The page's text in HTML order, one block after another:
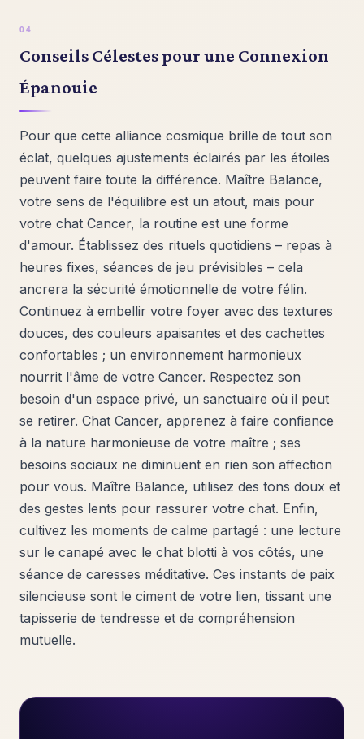
Conseils Célestes pour une Connexion
Épanouie
Pour que cette alliance cosmique brille de tout son
éclat, quelques ajustements éclairés par les étoiles
peuvent faire toute la différence. Maître Balance,
votre sens de l'équilibre est un atout, mais pour
votre chat Cancer, la routine est une forme
d'amour. Établissez des rituels quotidiens – repas à
heures fixes, séances de jeu prévisibles – cela
ancrera la sécurité émotionnelle de votre félin.
Continuez à embellir votre foyer avec des textures
douces, des couleurs apaisantes et des cachettes
confortables ; un environnement harmonieux
nourrit l'âme de votre Cancer. Respectez son
besoin d'un espace privé, un sanctuaire où il peut
se retirer. Chat Cancer, apprenez à faire confiance
à la nature harmonieuse de votre maître ; ses
besoins sociaux ne diminuent en rien son affection
pour vous. Maître Balance, utilisez des tons doux et
des gestes lents pour rassurer votre chat. Enfin,
cultivez les moments de calme partagé : une lecture
sur le canapé avec le chat blotti à vos côtés, une
séance de caresses méditative. Ces instants de paix
silencieuse sont le ciment de votre lien, tissant une
tapisserie de tendresse et de compréhension
mutuelle.